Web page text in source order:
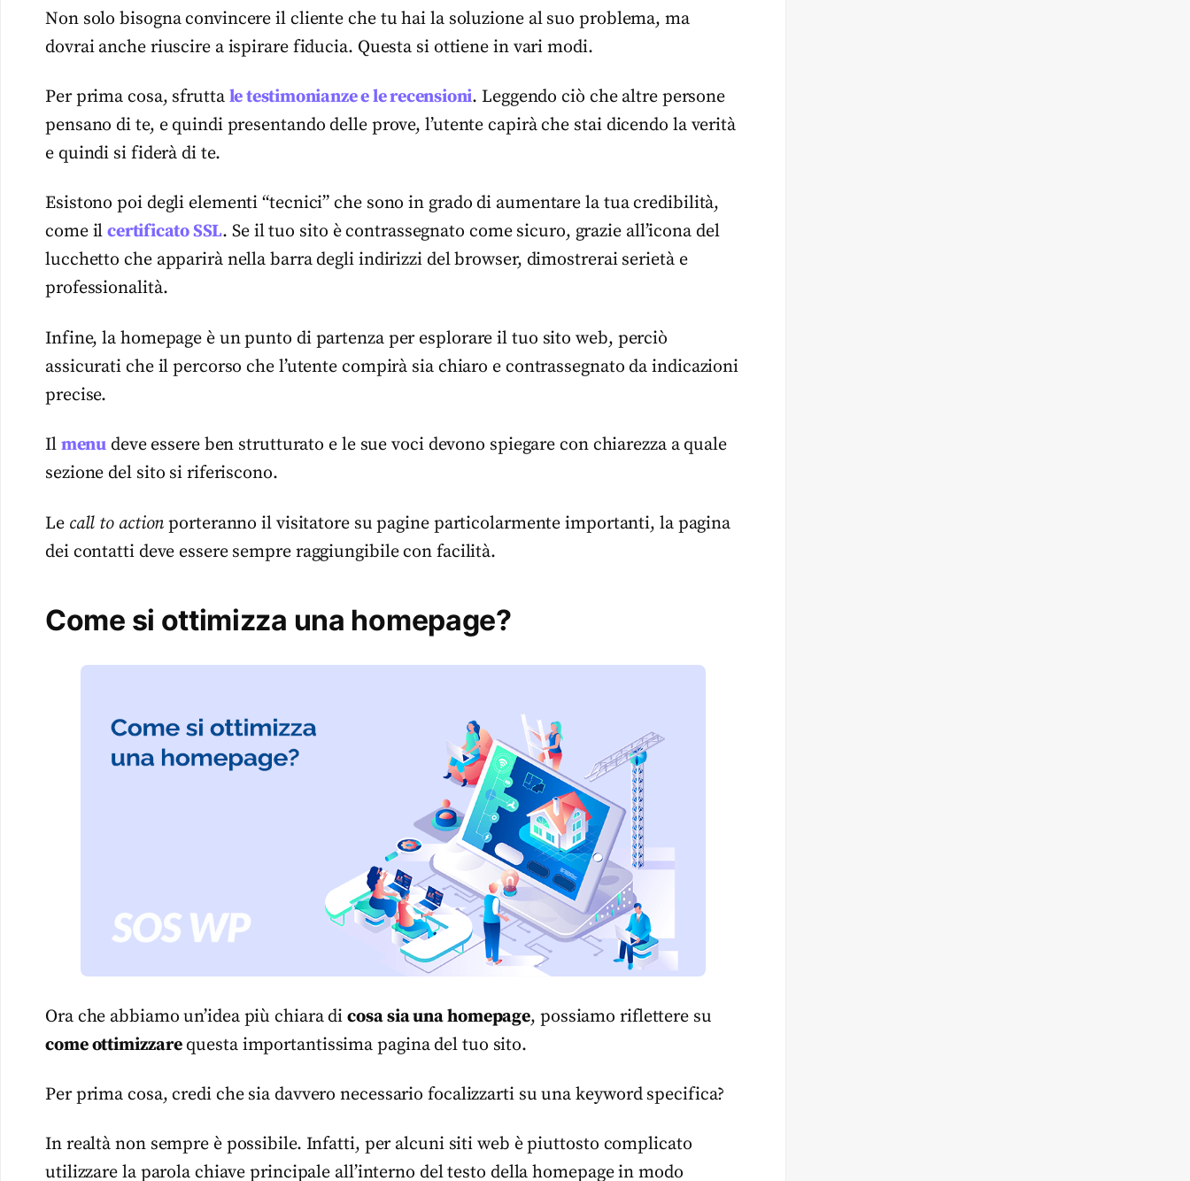
Non solo bisogna convincere il cliente che tu hai la soluzione al suo problema, ma
dovrai anche riuscire a ispirare fiducia. Questa si ottiene in vari modi.
Per prima cosa, sfrutta le testimonianze e le recensioni. Leggendo ciò che altre persone
pensano di te, e quindi presentando delle prove, l’utente capirà che stai dicendo la verità
e quindi si fiderà di te.
Esistono poi degli elementi “tecnici” che sono in grado di aumentare la tua credibilità,
come ilcertificato SSL. Se il tuo sito è contrassegnato come sicuro, grazie all’icona del
lucchetto che apparirà nella barra degli indirizzi del browser, dimostrerai serietà e
professionalità.
Infine, la homepage è un punto di partenza per esplorare il tuo sito web, perciò
assicurati che il percorso che l’utente compirà sia chiaro e contrassegnato da indicazioni
precise.
Il menudeve essere ben strutturato e le sue voci devono spiegare con chiarezza a quale
sezione del sito si riferiscono.
Le call to actionporteranno il visitatore su pagine particolarmente importanti, la pagina
dei contatti deve essere sempre raggiungibile con facilità.
Come si ottimizza una homepage?
Ora che abbiamo un’idea più chiara dicosa sia una homepage, possiamo riflettere su
come ottimizzarequesta importantissima pagina del tuo sito.
Per prima cosa, credi che sia davvero necessario focalizzarti su una keyword specifica?
In realtà non sempre è possibile. Infatti, per alcuni siti web è piuttosto complicato
utilizzare la parola chiave principale all’interno del testo della homepage in modo